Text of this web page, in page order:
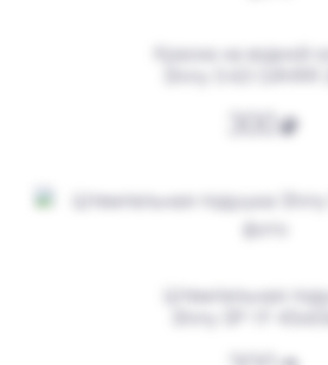
Краска на водной
Штемпельная